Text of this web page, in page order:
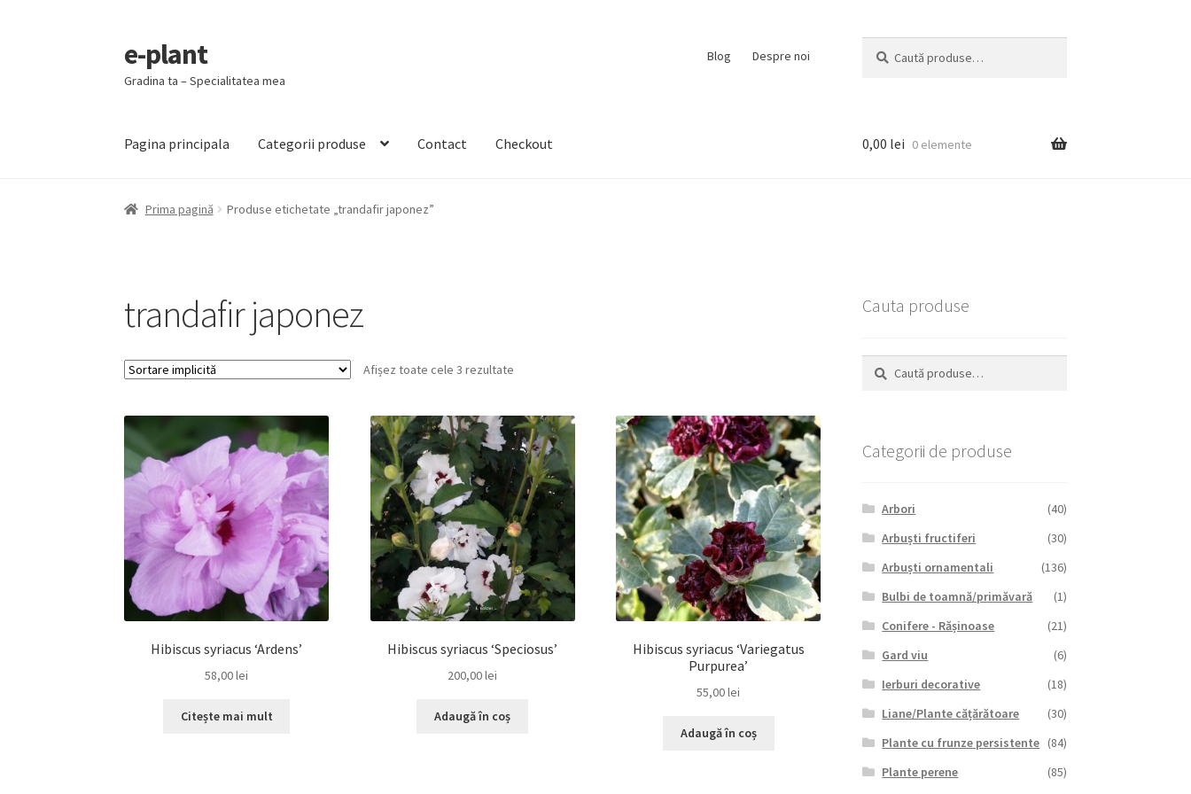
Sari
la
navigare
Sari
la
conținut
e-plant
Gradina ta – Specialitatea mea
Blog Despre noi
după:
Pagina principala Categorii produse Contact Checkout 0,00 lei 0 elemente
Prima pagină Produse etichetate „trandafir japonez”
trandafir japonez
Afișez toate cele 3 rezultate
Hibiscus syriacus ‘Ardens’
58,00lei
Citește mai mult
Hibiscus syriacus ‘Speciosus’
200,00lei
Adaugă în coș
Hibiscus syriacus ‘Variegatus
Purpurea’
55,00lei
Adaugă în coș
Cauta produse
Caută
după:
Caută
Categorii de produse
Arbori
(40)
Arbuști fructiferi
(30)
Arbuști ornamentali
(136)
Bulbi de toamnă/primăvară
(1)
Conifere - Rășinoase
(21)
Gard viu
(6)
Ierburi decorative
(18)
Liane/Plante cățărătoare
(30)
Plante cu frunze persistente (84)
Plante perene
(85)